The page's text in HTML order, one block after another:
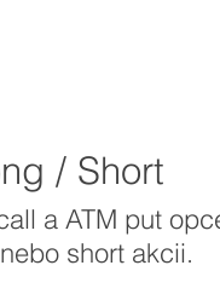
/ Short
a ATM put
short akcii.